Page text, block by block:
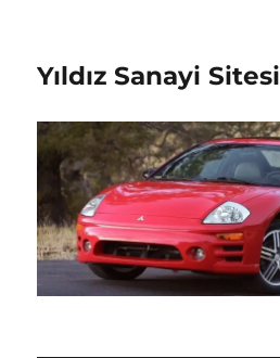
Yıldız Sanayi Sitesi